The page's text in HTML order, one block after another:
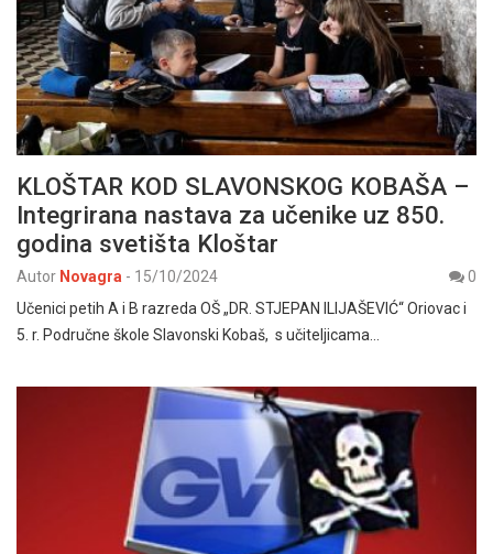
KLOŠTAR KOD SLAVONSKOG KOBAŠA –
Integrirana nastava za učenike uz 850.
godina svetišta Kloštar
Autor Novagra - 15/10/2024
0
Učenici petih A i B razreda OŠ „DR. STJEPAN ILIJAŠEVIĆ“ Oriovac i
5. r. Područne škole Slavonski Kobaš, s učiteljicama…